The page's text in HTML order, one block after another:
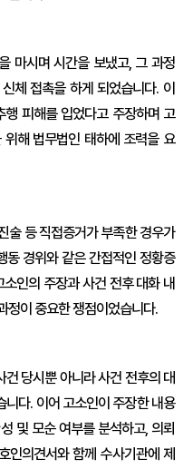
마시며 시간을 보냈고, 그 과정
체 접촉을 하게 되었습니다. 이
피해를 입었다고 주장하며 고
해 법무법인 태하에 조력을 요
술 등 직접증거가 부족한 경우가
동 경위와 같은 간접적인 정황증
인의 주장과 사건 전후 대화 내
정이 중요한 쟁점이었습니다.
당시뿐 아니라 사건 전후의 대
다. 이어 고소인이 주장한 내용
및 모순 여부를 분석하고, 의뢰
인의견서와 함께 수사기관에 제